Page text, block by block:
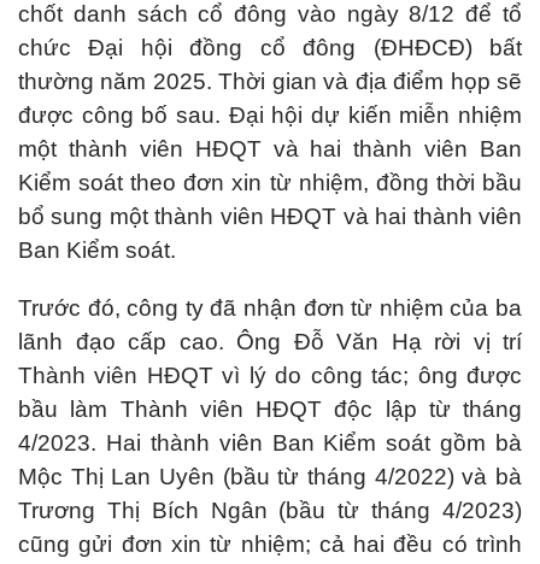
chốt danh sách cổ đông vào ngày 8/12 để tổ
chức Đại hội đồng cổ đông (ĐHĐCĐ) bất
thường năm 2025. Thời gian và địa điểm họp sẽ
được công bố sau. Đại hội dự kiến miễn nhiệm
một thành viên HĐQT và hai thành viên Ban
Kiểm soát theo đơn xin từ nhiệm, đồng thời bầu
bổ sung một thành viên HĐQT và hai thành viên
Ban Kiểm soát.
Trước đó, công ty đã nhận đơn từ nhiệm của ba
lãnh đạo cấp cao. Ông Đỗ Văn Hạ rời vị trí
Thành viên HĐQT vì lý do công tác; ông được
bầu làm Thành viên HĐQT độc lập từ tháng
4/2023. Hai thành viên Ban Kiểm soát gồm bà
Mộc Thị Lan Uyên (bầu từ tháng 4/2022) và bà
Trương Thị Bích Ngân (bầu từ tháng 4/2023)
cũng gửi đơn xin từ nhiệm; cả hai đều có trình